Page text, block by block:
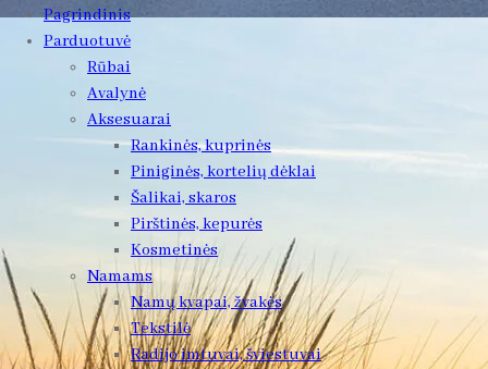
Pagrindinis
Parduotuvė
Rūbai
Avalynė
Aksesuarai
Rankinės, kuprinės
Piniginės, kortelių dėklai
Šalikai, skaros
Pirštinės, kepurės
Kosmetinės
Namams
Namų kvapai, žvakės
Tekstilė
Radijo imtuvai, šviestuvai